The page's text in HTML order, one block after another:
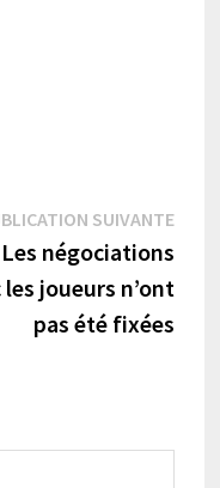
:
SUIVANTE
Les négociations
les joueurs n’ont
pas été fixées